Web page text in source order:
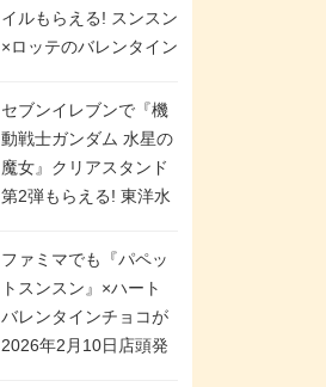
しめる冷凍食品。2個入
り
イルもらえる! スンスン
×ロッテのバレンタイン
スタート。セブン、フ
ァミマ、ローソンの3社
で異なるデザイン＆対
象商品
セブンイレブンで『機
動戦士ガンダム 水星の
魔女』クリアスタンド
第2弾もらえる! 東洋水
ペーンが2026年5月26
日スタート。浴衣＆た
ぬき・キツネ姿のスレ
ッタ / ミオリネ / グエ
ファミマでも『パペッ
トスンスン』×ハート
バレンタインチョコが
2026年2月10日店頭発